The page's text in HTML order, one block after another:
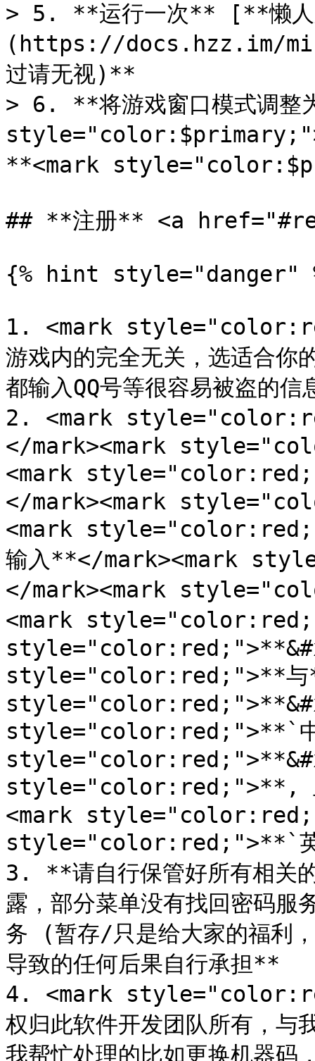
> 5. **运行一次** [**懒
(https://docs.hzz.im/
过请无视)**
> 6. **将游戏窗口模式调整
**<mark
## **注册** <a
{% hint style="danger"
1. <mark
游戏内的完全无关，选适合你
都输入QQ号等很容易被盗的
2. <mark
</mark><mark
<mark
</mark><mark
<mark
输入**</mark><mark
</mark><mark
<mark
style="color:red;">**与
style="color:red;">**`中
style="color:red;">**, 且
<mark
style="color:red;">**`英
3. **请自行保管好所有相关
露，部分菜单没有找回密码服
务 (暂存/只是给大家的福利
导致的任何后果自行承担**
4. <mark
权归此软件开发团队所有，
我帮忙处理的比如更换机器码